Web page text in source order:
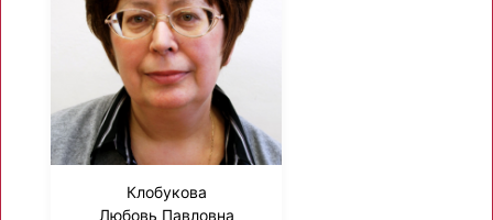
Клобукова
Любовь Павловна